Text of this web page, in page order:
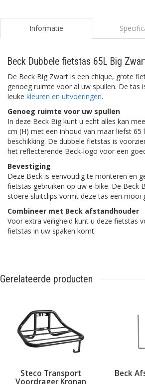
Informatie
Beck Dubbele fietstas 65L Big
De Beck Big Zwart is een chique, grote
genoeg ruimte voor al uw spullen. De tas
leuke kleuren en uitvoeringen.
Genoeg ruimte voor uw spullen
In deze Beck Big kunt u echt alles kan
cm (H) met een inhoud van maar liefst
beschikking. De dubbele fietstas is
het reflecterende Beck-logo voor een
Bevestiging
Deze Beck is eenvoudig te monteren en
fietstas gebruiken op uw e-bike. De Beck
stoere sluitclips vormt deze tas een mooi
Combineer met Beck afstandhouder
Voor extra veiligheid kunt u deze fietstas
fietstas in uw spaken komt.
Gerelateerde producten
Steco Transport
Voordrager Kronan
Beck